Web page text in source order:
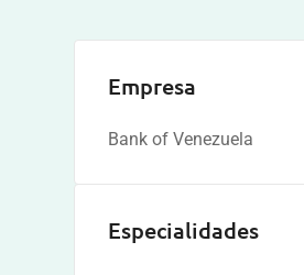
Empresa
Bank of Venezuela
Especialidades